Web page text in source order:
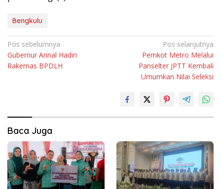
Bengkulu
Navigasi
pos
Pos sebelumnya
Gubernur Arinal Hadiri
Rakernas BPDLH
Pos selanjutnya
Pemkot Metro Melalui
Panselter JPTT Kembali
Umumkan Nilai Seleksi
Baca Juga